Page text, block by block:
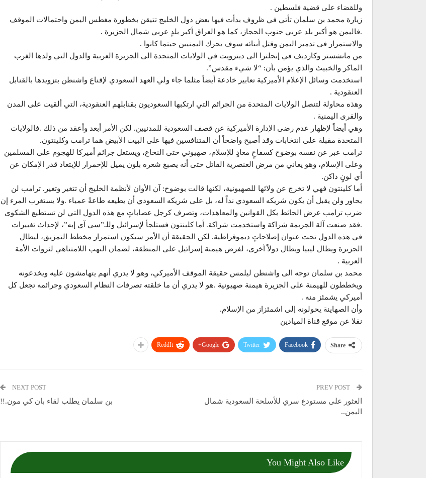
وللقضاء على قضية فلسطين .
زيارة محمد بن سلمان تأتي في ظروف بدأت فيها بعض دول الخليج تتيقن بخطورة مغطس اليمن واحتمالات الموقف
.فاليمن هو أكبر بلد عربي جنوب الحجاز، كما هو العراق أكبر بلدٍ عربي شمال الجزيرة .
والاستمرار في تدمير اليمن وقتل أبنائه سوف يحرك اليمنيين حيثما كانوا .
من مانشستر وكارديف في إنجلترا الى ديترويت في الولايات المتحدة الى الجزيرة العربية والدول التي ولدها الغرب
الماكر والخبيث والذي يؤمن بأن: “لا شيء مقدس”.
استخدمت وسائل الإعلام الأميركية تعابير خادعة أيضاً مثلما جاء ولي العهد السعودي لإقناع واشنطن بتزويدها بالقنابل
العنقودية .
وهذه محاولة لتنصل الولايات المتحدة من الجرائم التي ارتكبها السعوديون بقنابلهم العنقودية، التي ألقيت على المدن
والقرى اليمنية .
وهي أيضاً لإظهار عدم رضى الإدارة الأميركية عن قصف السعودية للمدنيين. لكن الأمر أبعد وأعقد من ذلك .فالولايات
المتحدة مقبلة على انتخابات وقد أصبح واضحاً أن المتنافسين فيها على البيت الأبيض هما ترامب وكلينتون.
ترامب عبر عن نفسه بوضوح كسفاحٍ معادٍ للإسلام، صهيوني حتى النخاع، ويستغل جرائم أميركا للهجوم على المسلمين
وعلى الإسلام، وهو يعاني من مرض العنصرية القاتل حتى أنه يصبغ شعره بلون يميل للإحمرار للإبتعاد قدر الإمكان عن
أي لونٍ داكن.
أما كلينتون فهي لا تخرج عن ولائها للصهيونية، لكنها قالت بوضوح: آن الأوان لأنظمة الخليج أن تتغير وتغير. ترامب لن
يحاور ولن يقبل أن يكون شريكه السعودي نداً له، بل على شريكه السعودي أن يطيعه طاعةً عمياء .ولا يستغرب المرء إن
ضرب ترامب عرض الحائط بكل القوانين والمعاهدات، وتصرف كرجل عصاباتٍ مع هذه الدول التي لن تستطيع الشكوى
.فقد صنعت آلة الجريمة شراكة واستخدمت شراكة. أما كلينتون فستلجأ لإسرائيل وللـ”سي آي إيه”، لإحداث تغييرات
في هذه الدول تحت عنوان إصلاحاتٍ ديموقراطية. لكن الحقيقة أن الأمر سيكون استمرار مخطط التمزيق، ليطال
الجزيرة ويطال ليبيا ويطال دولاً أخرى، لفرض هيمنة إسرائيل على المنطقة، لضمان النهب اللامتناهي لثروات الأمة
العربية .
محمد بن سلمان توجه الى واشنطن ليلمس حقيقة الموقف الأميركي، وهو لا يدري أنهم يتهامشون عليه ويخدعونه
ويخططون للهيمنة على الجزيرة هيمنة صهيونية .هو لا يدري أن ما خلقته تصرفات النظام السعودي وجرائمه تجعل كل
أميركي يشمئز منه .
وأن الصهاينة يحولونه إلى اشمئزاز من الإسلام.
نقلا عن موقع قناة الميادين
Share
Facebook
Twitter
Google+
ReddIt
العثور على مستودع سري للأسلحة السعودية شمال
اليمن..
NEXT POST
بن سلمان يطلب لقاء بان كي مون.!!
You Might Also Like